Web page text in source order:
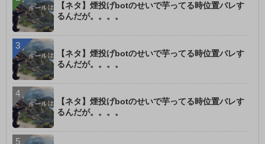
【ネタ】煙投げbotのせいで芋ってる時位置バレす
るんだが。。。。
【ネタ】煙投げbotのせいで芋ってる時位置バレす
るんだが。。。。
【ネタ】煙投げbotのせいで芋ってる時位置バレす
るんだが。。。。